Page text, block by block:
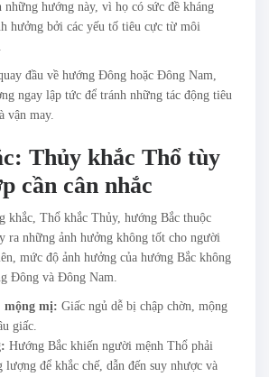
những hướng này, vì họ có sức đề kháng
hưởng bởi các yếu tố tiêu cực từ môi
đầu về hướng Đông hoặc Đông Nam,
ngay lập tức để tránh những tác động tiêu
vận may.
Thủy khắc Thổ tùy
cần cân nhắc
khắc, Thổ khắc Thủy, hướng Bắc thuộc
ra những ảnh hưởng không tốt cho người
mức độ ảnh hưởng của hướng Bắc không
Đông và Đông Nam.
mộng mị: Giấc ngủ dễ bị chập chờn, mộng
giấc.
Hướng Bắc khiến người mệnh Thổ phải
lượng để khắc chế, dẫn đến suy nhược và